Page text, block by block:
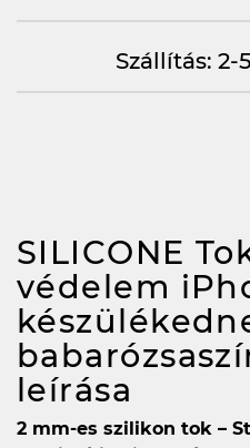
Szállítás:
SILICONE
védelem
leírása
2 mm-es szilikon tok –